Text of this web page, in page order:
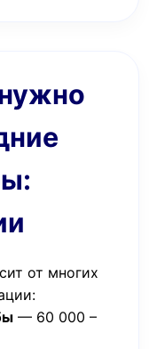
от многих
— 60 000 –